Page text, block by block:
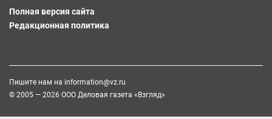
Полная версия сайта
Редакционная политика
Пишите нам на information@vz.ru
© 2005 — 2026 ООО Деловая газета «Взгляд»